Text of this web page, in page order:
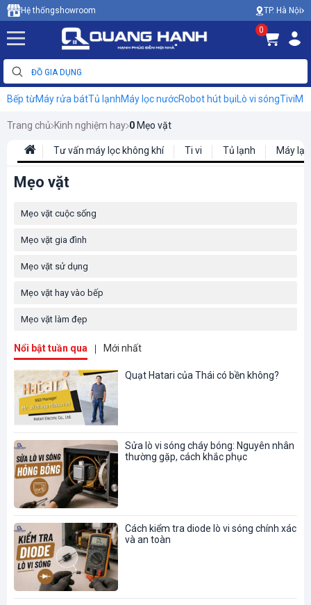
Hệ thốngshowroom TP. Hà Nội
0
Bếp từMáy rửa bátTủ lạnhMáy lọc nướcRobot hút bụiLò vi sóngTivi
Trang chủ Kinh nghiệm hay 0 Mẹo vặt
Tư vấn máy lọc không khí Ti vi Tủ lạnh Máy
Mẹo vặt
Mẹo vặt cuộc sống
Mẹo vặt gia đình
Mẹo vặt sử dụng
Mẹo vặt hay vào bếp
Mẹo vặt làm đẹp
Nổi bật tuần qua Mới nhất
Quạt Hatari của Thái có bền không?
Sửa lò vi sóng cháy bóng: Nguyên nhân
thường gặp, cách khắc phục
Cách kiểm tra diode lò vi sóng chính xác
và an toàn